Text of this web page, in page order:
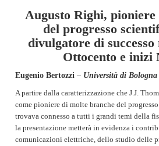
MediaAugusto Righi,
del progresso
divulgatore di
Ottocento e inizi
Eugenio Bertozzi – Università di Bologna
A partire dalla caratterizzazione che J.J.
come pioniere di molte branche del
trovava connesso a tutti i grandi temi della
la presentazione metterà in evidenza i
comunicazioni elettriche, dello studio delle